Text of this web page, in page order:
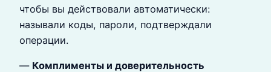
чтобы вы действовали автоматически:
называли коды, пароли, подтверждали
операции.
— Комплименты и доверительность